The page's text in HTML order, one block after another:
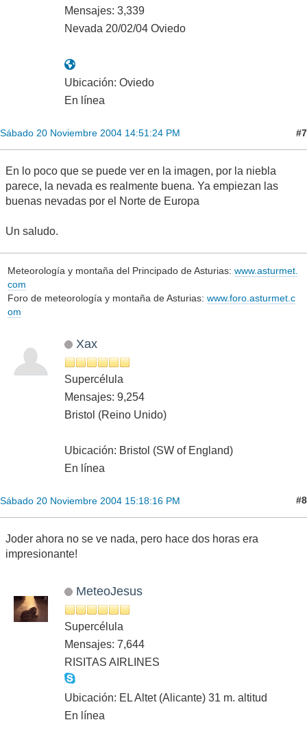
Mensajes: 3,339
Nevada 20/02/04 Oviedo
Ubicación: Oviedo
En línea
Sábado 20 Noviembre 2004 14:51:24 PM #7
En lo poco que se puede ver en la imagen, por la niebla
parece, la nevada es realmente buena. Ya empiezan las
buenas nevadas por el Norte de Europa
Un saludo.
Meteorología y montaña del Principado de Asturias: www.asturmet.
com
Foro de meteorología y montaña de Asturias: www.foro.asturmet.c
om
Xax
Supercélula
Mensajes: 9,254
Bristol (Reino Unido)
Ubicación: Bristol (SW of England)
En línea
Sábado 20 Noviembre 2004 15:18:16 PM #8
Joder ahora no se ve nada, pero hace dos horas era
impresionante!
MeteoJesus
Supercélula
Mensajes: 7,644
RISITAS AIRLINES
Ubicación: EL Altet (Alicante) 31 m. altitud
En línea